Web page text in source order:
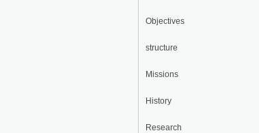
Objectives
structure
Missions
History
Research